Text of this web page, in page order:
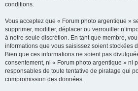
conditions.
Vous acceptez que « Forum photo argentique »
supprimer, modifier, déplacer ou verrouiller
à notre seule discrétion. En tant que membre,
informations que vous saisissez soient stockées
Bien que ces informations ne soient pas
consentement, ni « Forum photo argentique » ni
responsables de toute tentative de piratage qui
compromission des données.